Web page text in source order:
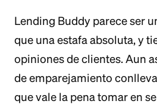
Lending Buddy parece ser
que una estafa absoluta, y
opiniones de clientes. Aun
de emparejamiento
que vale la pena tomar en